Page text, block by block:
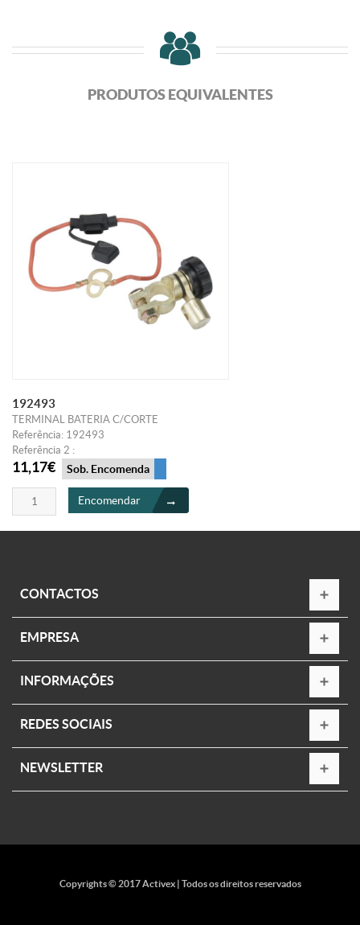
PRODUTOS EQUIVALENTES
192493
TERMINAL BATERIA C/CORTE
Referência: 192493
Referência 2 :
11,17€ Sob. Encomenda
Encomendar
CONTACTOS
EMPRESA
INFORMAÇÕES
REDES SOCIAIS
NEWSLETTER
Copyrights © 2017 Activex | Todos os direitos reservados